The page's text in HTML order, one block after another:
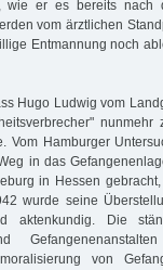
wie er es bereits nach
vom ärztlichen
Entmannung noch
Hugo Ludwig vom
Vom Hamburger
in das
in Hessen
wurde seine
aktenkundig. Die
von